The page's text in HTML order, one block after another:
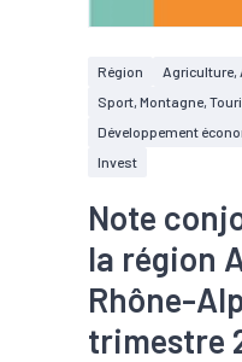
Région
Agriculture,
Sport, Montagne,
Développement
Invest
Note
la région
Rhône-
trimestre